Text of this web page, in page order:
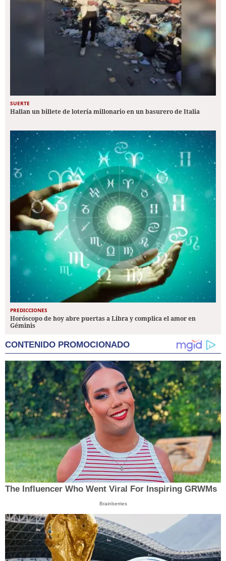
SUERTE
Hallan un billete de lotería millonario en un basurero de Italia
PREDICCIONES
Horóscopo de hoy abre puertas a Libra y complica el amor en
Géminis
CONTENIDO PROMOCIONADO
The Influencer Who Went Viral For Inspiring GRWMs
Brainberries